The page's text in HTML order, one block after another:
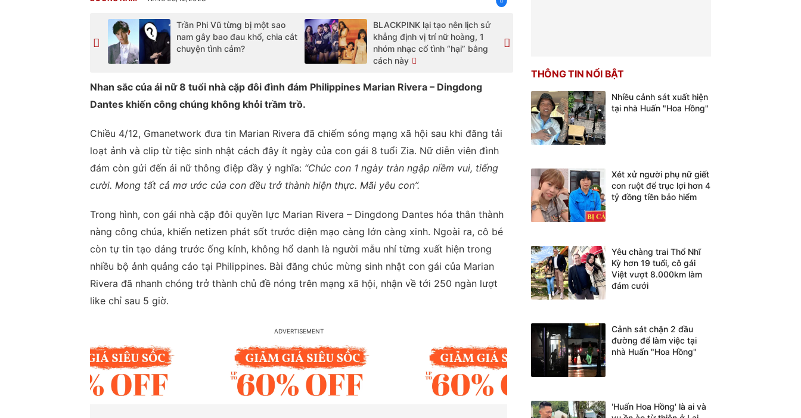
Trần Phi Vũ từng bị một sao
nam gây bao đau khổ, chia cắt
chuyện tình cảm?
BLACKPINK lại tạo nên lịch sử
khẳng định vị trí nữ hoàng, 1
nhóm nhạc cố tình “hại” bằng
cách này
Nhan sắc của ái nữ 8 tuổi nhà cặp đôi đình đám Philippines Marian Rivera – Dingdong
Dantes khiến công chúng không khỏi trầm trồ.
Chiều 4/12, Gmanetwork đưa tin Marian Rivera đã chiếm sóng mạng xã hội sau khi đăng tải
loạt ảnh và clip từ tiệc sinh nhật cách đây ít ngày của con gái 8 tuổi Zia. Nữ diễn viên đình
đám còn gửi đến ái nữ thông điệp đầy ý nghĩa: “Chúc con 1 ngày tràn ngập niềm vui, tiếng
cười. Mong tất cả mơ ước của con đều trở thành hiện thực. Mãi yêu con”.
Trong hình, con gái nhà cặp đôi quyền lực Marian Rivera – Dingdong Dantes hóa thân thành
nàng công chúa, khiến netizen phát sốt trước diện mạo càng lớn càng xinh. Ngoài ra, cô bé
còn tự tin tạo dáng trước ống kính, không hổ danh là người mẫu nhí từng xuất hiện trong
nhiều bộ ảnh quảng cáo tại Philippines. Bài đăng chúc mừng sinh nhật con gái của Marian
Rivera đã nhanh chóng trở thành chủ đề nóng trên mạng xã hội, nhận về tới 250 ngàn lượt
like chỉ sau 5 giờ.
THÔNG TIN NỔI BẬT
Nhiều cảnh sát xuất hiện
tại nhà Huấn "Hoa Hồng"
Xét xử người phụ nữ giết
con ruột để trục lợi hơn 4
tỷ đồng tiền bảo hiểm
Yêu chàng trai Thổ Nhĩ
Kỳ hơn 19 tuổi, cô gái
Việt vượt 8.000km làm
đám cưới
Cảnh sát chặn 2 đầu
đường để làm việc tại
nhà Huấn "Hoa Hồng"
'Huấn Hoa Hồng' là ai và